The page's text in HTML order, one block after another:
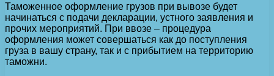
Таможенное оформление грузов при вывозе будет
начинаться с подачи декларации, устного заявления и
прочих мероприятий. При ввозе – процедура
оформления может совершаться как до поступления
груза в вашу страну, так и с прибытием на территорию
таможни.